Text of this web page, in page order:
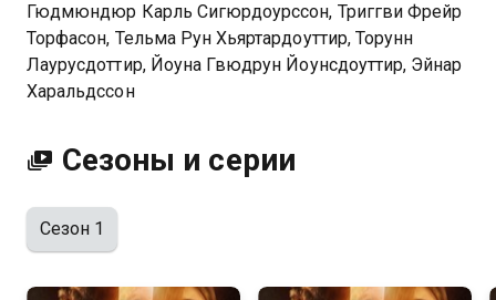
Гюдмюндюр Карль Сигюрдоурссон, Триггви Фрейр
Торфасон, Тельма Рун Хьяртардоуттир, Торунн
Лаурусдоттир, Йоуна Гвюдрун Йоунсдоуттир, Эйнар
Харальдссон
Сезоны и серии
Сезон 1